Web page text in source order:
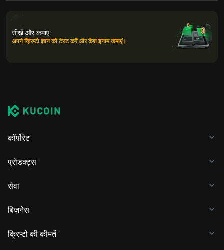
सीखें और कमाएं
अपने क्रिप्टो ज्ञान को टेस्ट करें और कैश इनाम कमाएं।
कॉर्पोरेट
प्रोडक्ट्स
सेवा
बिज़नेस
क्रिप्टो की कीमतें